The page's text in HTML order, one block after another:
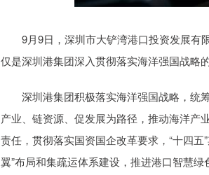
9月9日，深圳市大铲湾港口投资发展有
仅是深圳港集团深入贯彻落实海洋强国战略
深圳港集团积极落实海洋强国战略，统筹
产业、链资源、促发展为路径，推动海洋产
责任，贯彻落实国资国企改革要求，“十四
翼”布局和集疏运体系建设，推进港口智慧